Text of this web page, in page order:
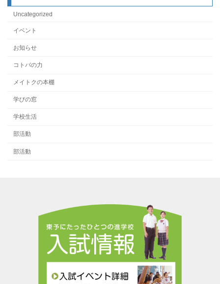
Uncategorized
イベント
お知らせ
コトバの力
メイトクの本棚
学びの窓
学校生活
部活動
部活動